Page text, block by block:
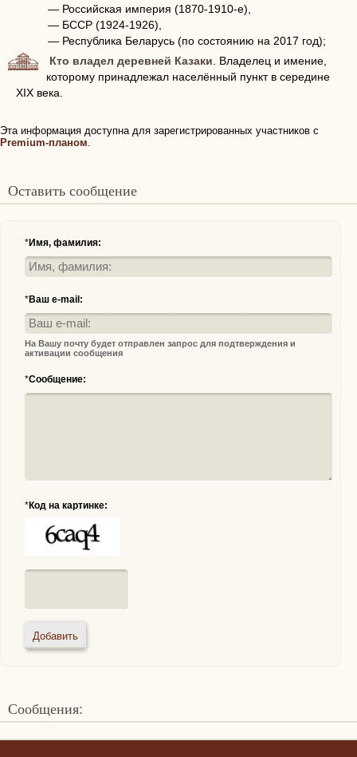
— Российская империя (1870-1910-е),
— БССР (1924-1926),
— Республика Беларусь (по состоянию на 2017 год);
Кто владел деревней Казаки . Владелец и имение,
которому принадлежал населённый пункт в середине
XIX века.
Эта информация доступна для зарегистрированных участников с
Premium-планом.
Оставить сообщение
*Имя, фамилия:
*Ваш e-mail:
На Вашу почту будет отправлен запрос для подтверждения и
активации сообщения
*Сообщение:
*Код на картинке:
Сообщения: